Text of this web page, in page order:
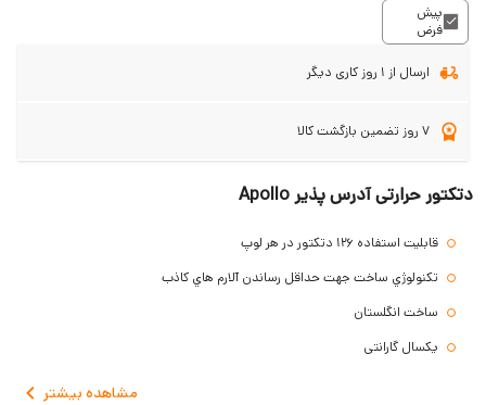
پیش
فرض
ارسال از 1 روز کاری دیگر
7 روز تضمین بازگشت کالا
دتکتور حرارتی آدرس پذیر Apollo
قابليت استفاده 126 دتكتور در هر لوپ
تكنولوژي ساخت جهت حداقل رساندن آلارم هاي كاذب
ساخت انگلستان
یکسال گارانتی
مشاهده بیشتر